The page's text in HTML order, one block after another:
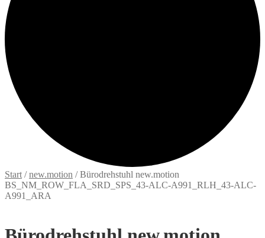
Start /new.motion /Bürodrehstuhl new.motion
BS_NM_ROW_FLA_SRD_SPS_43-ALC-A991_RLH_43-ALC-
A991_ARA